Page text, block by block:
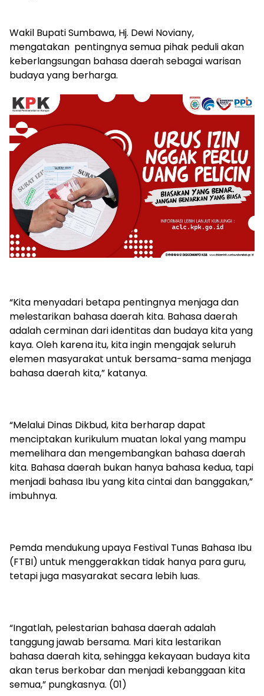
Wakil Bupati Sumbawa, Hj. Dewi Noviany,
mengatakan pentingnya semua pihak peduli akan
keberlangsungan bahasa daerah sebagai warisan
budaya yang berharga.
“Kita menyadari betapa pentingnya menjaga dan
melestarikan bahasa daerah kita. Bahasa daerah
adalah cerminan dari identitas dan budaya kita yang
kaya. Oleh karena itu, kita ingin mengajak seluruh
elemen masyarakat untuk bersama-sama menjaga
bahasa daerah kita,” katanya.
“Melalui Dinas Dikbud, kita berharap dapat
menciptakan kurikulum muatan lokal yang mampu
memelihara dan mengembangkan bahasa daerah
kita. Bahasa daerah bukan hanya bahasa kedua, tapi
menjadi bahasa Ibu yang kita cintai dan banggakan,”
imbuhnya.
Pemda mendukung upaya Festival Tunas Bahasa Ibu
(FTBI) untuk menggerakkan tidak hanya para guru,
tetapi juga masyarakat secara lebih luas.
“Ingatlah, pelestarian bahasa daerah adalah
tanggung jawab bersama. Mari kita lestarikan
bahasa daerah kita, sehingga kekayaan budaya kita
akan terus berkobar dan menjadi kebanggaan kita
semua,” pungkasnya. (01)